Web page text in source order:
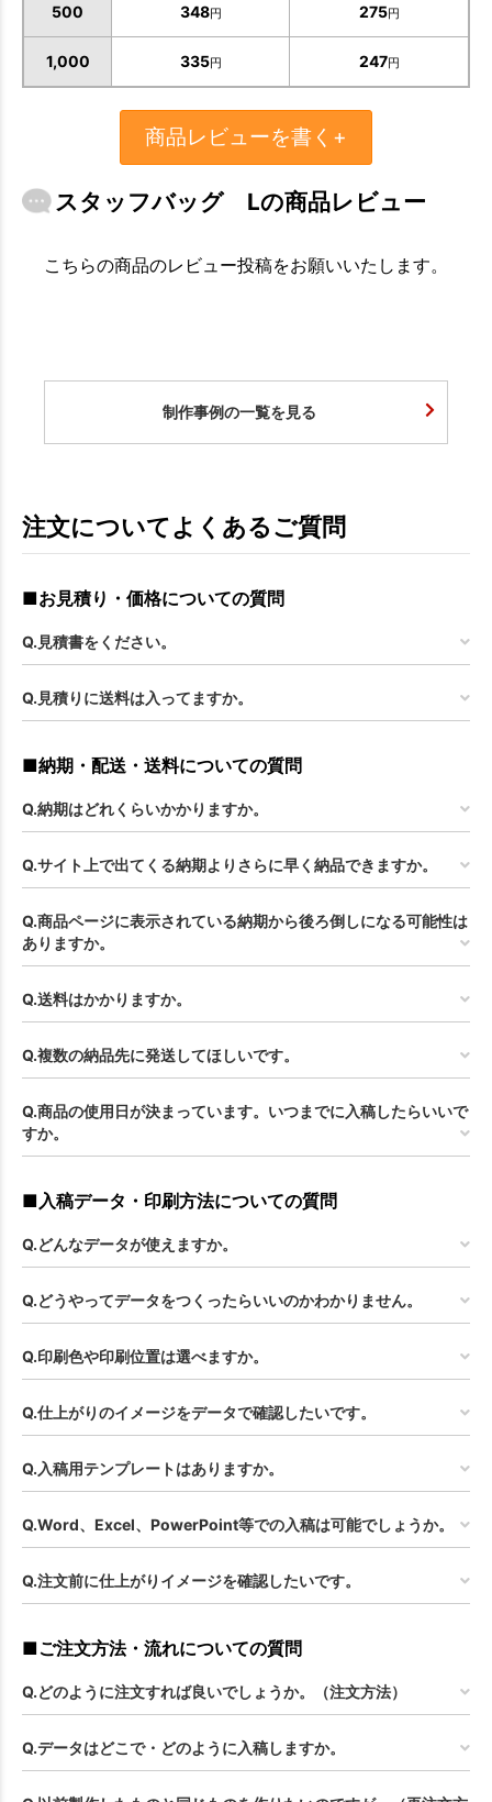
500 348円 275円
1,000 335円 247円
商品レビューを書く+
スタッフバッグ Lの商品レビュー
こちらの商品のレビュー投稿をお願いいたします。
制作事例の一覧を見る
注文についてよくあるご質問
■お見積り・価格についての質問
Q.見積書をください。
Q.見積りに送料は入ってますか。
■納期・配送・送料についての質問
Q.納期はどれくらいかかりますか。
Q.サイト上で出てくる納期よりさらに早く納品できますか。
Q.商品ページに表示されている納期から後ろ倒しになる可能性は
ありますか。
Q.送料はかかりますか。
Q.複数の納品先に発送してほしいです。
Q.商品の使用日が決まっています。いつまでに入稿したらいいで
すか。
■入稿データ・印刷方法についての質問
Q.どんなデータが使えますか。
Q.どうやってデータをつくったらいいのかわかりません。
Q.印刷色や印刷位置は選べますか。
Q.仕上がりのイメージをデータで確認したいです。
Q.入稿用テンプレートはありますか。
Q.Word、Excel、PowerPoint等での入稿は可能でしょうか。
Q.注文前に仕上がりイメージを確認したいです。
■ご注文方法・流れについての質問
Q.どのように注文すれば良いでしょうか。（注文方法）
Q.データはどこで・どのように入稿しますか。